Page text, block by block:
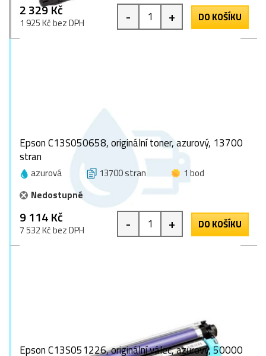
2 329 Kč
1 925 Kč bez DPH - + DO KOŠÍKU
Epson C13S050658, originální toner, azurový, 13700
stran
azurová 13700 stran
1 bod
Nedostupné
9 114 Kč
7 532 Kč bez DPH - + DO KOŠÍKU
Epson C13S051226, originální válec, azurový, 50000